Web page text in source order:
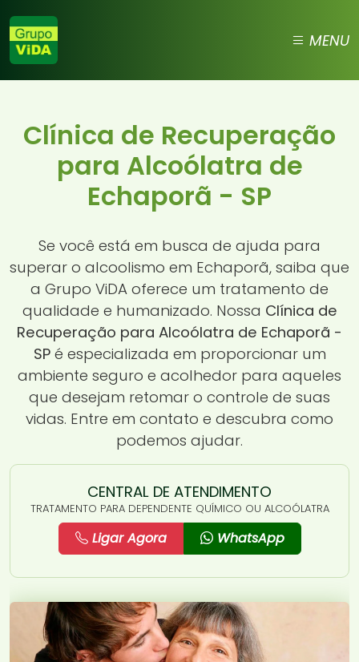
MENU
Clínica de Recuperação
para Alcoólatra de
Echaporã - SP
Se você está em busca de ajuda para
superar o alcoolismo em Echaporã, saiba que
a Grupo ViDA oferece um tratamento de
qualidade e humanizado. Nossa Clínica de
Recuperação para Alcoólatra de Echaporã -
SPé especializada em proporcionar um
ambiente seguro e acolhedor para aqueles
que desejam retomar o controle de suas
vidas. Entre em contato e descubra como
podemos ajudar.
CENTRAL DE ATENDIMENTO
TRATAMENTO PARA DEPENDENTE QUÍMICO OU ALCOÓLATRA
Ligar Agora WhatsApp